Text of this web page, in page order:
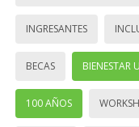
INGRESANTES
BECAS BIENESTAR
100 AÑOS